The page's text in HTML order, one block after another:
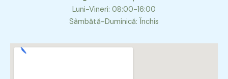
Luni-Vineri: 08:00-16:00
Sâmbătă-Duminică: Închis